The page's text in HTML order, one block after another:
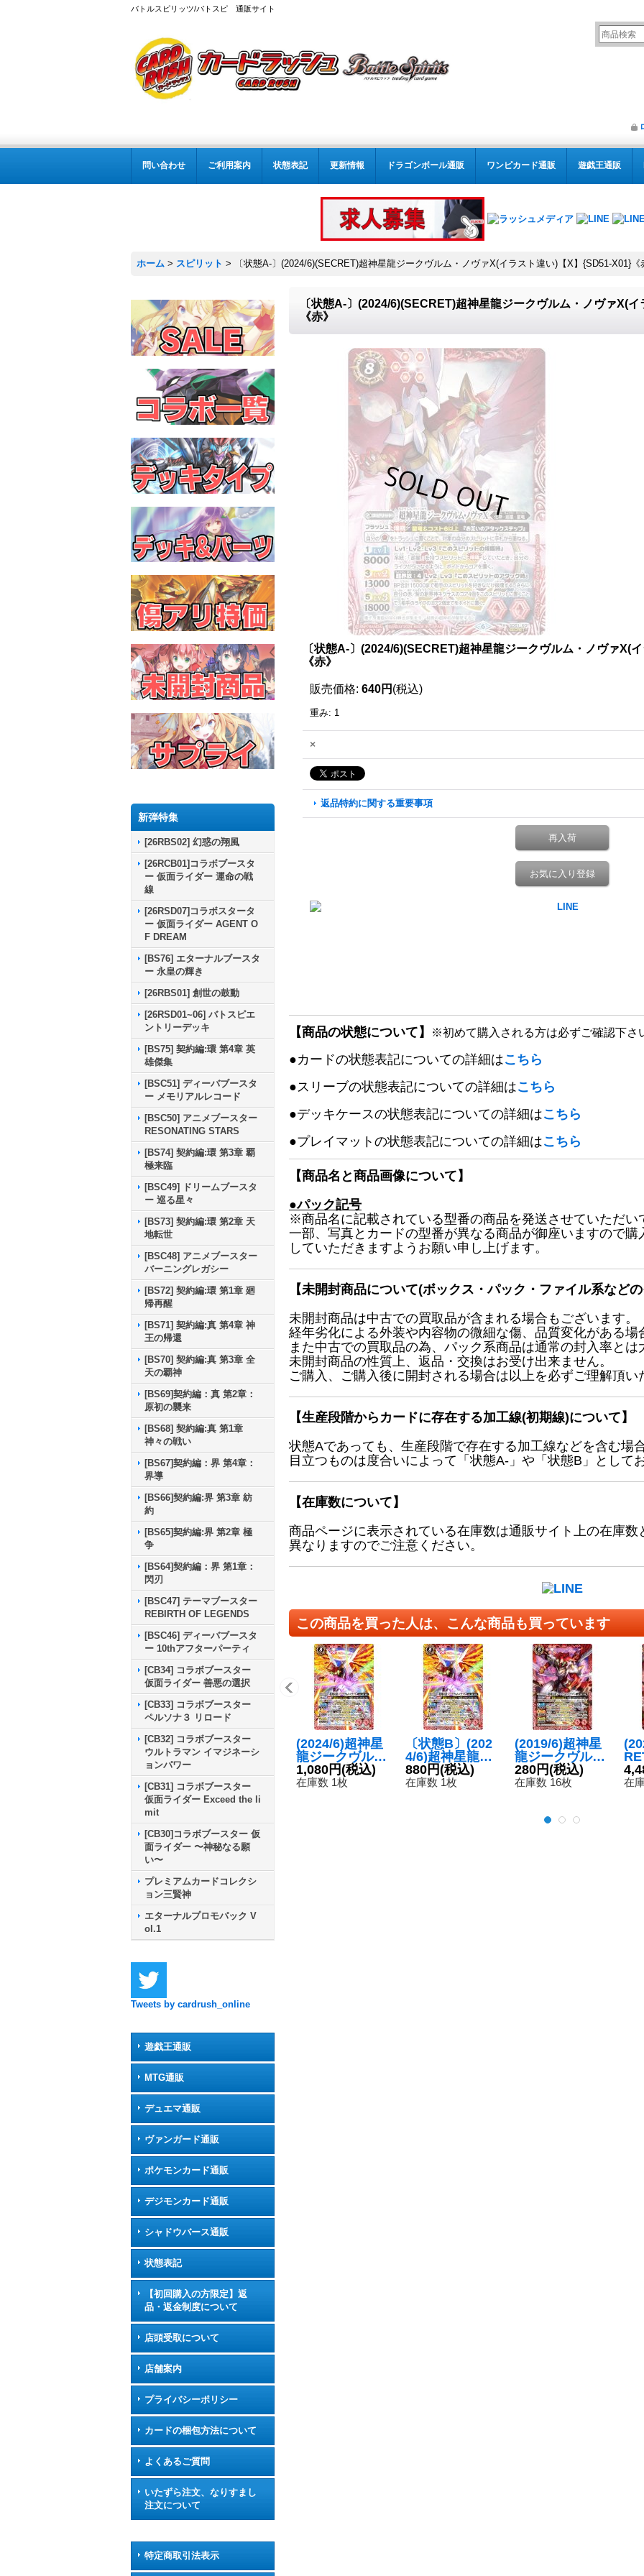
バトルスピリッツ/バトスピ 通販サイト
問い合わせ ご利用案内 状態表記 更新情報 ドラゴンボール通販 ワンピカード通販 遊戯王通販
ホーム > スピリット > 〔状態A-〕(2024/6)(SECRET)超神星龍ジークヴルム・ノヴァX(イラスト違い)【X】{SD51-X01}《
新弾特集
[26RBS02] 幻惑の翔風
[26RCB01]コラボブースタ
ー 仮面ライダー 運命の戦
線
[26RSD07]コラボスタータ
ー 仮面ライダー AGENT O
F DREAM
[BS76] エターナルブースタ
ー 永皇の輝き
[26RBS01] 創世の鼓動
[26RSD01~06] バトスピエ
ントリーデッキ
[BS75] 契約編:環 第4章 英
雄傑集
[BSC51] ディーバブースタ
ー メモリアルレコード
[BSC50] アニメブースター
RESONATING STARS
[BS74] 契約編:環 第3章 覇
極来臨
[BSC49] ドリームブースタ
ー 巡る星々
[BS73] 契約編:環 第2章 天
地転世
[BSC48] アニメブースター
バーニングレガシー
[BS72] 契約編:環 第1章 廻
帰再醒
[BS71] 契約編:真 第4章 神
王の帰還
[BS70] 契約編:真 第3章 全
天の覇神
[BS69]契約編：真 第2章：
原初の襲来
[BS68] 契約編:真 第1章
神々の戦い
[BS67]契約編：界 第4章：
界導
[BS66]契約編:界 第3章 紡
約
[BS65]契約編:界 第2章 極
争
[BS64]契約編：界 第1章：
閃刃
[BSC47] テーマブースター
REBIRTH OF LEGENDS
[BSC46] ディーバブースタ
ー 10thアフターパーティ
[CB34] コラボブースター
仮面ライダー 善悪の選択
[CB33] コラボブースター
ペルソナ３ リロード
[CB32] コラボブースター
ウルトラマン イマジネーシ
ョンパワー
[CB31] コラボブースター
仮面ライダー Exceed the li
mit
[CB30]コラボブースター 仮
面ライダー 〜神秘なる願
い〜
プレミアムカードコレクシ
ョン三賢神
エターナルプロモパック V
ol.1
Tweets by cardrush_online
遊戯王通販
MTG通販
デュエマ通販
ヴァンガード通販
ポケモンカード通販
デジモンカード通販
シャドウバース通販
状態表記
【初回購入の方限定】返
品・返金制度について
店頭受取について
店舗案内
プライバシーポリシー
カードの梱包方法について
よくあるご質問
いたずら注文、なりすまし
注文について
特定商取引法表示
〔状態A-〕(2024/6)(SECRET)超神星龍ジークヴルム・ノヴァX(
《赤》
〔状態A-〕(2024/6)(SECRET)超神星龍ジークヴルム・ノヴァX(
《赤》
販売価格: 640円 (税込)
重み: 1
×
返品特約に関する重要事項
再入荷
お気に入り登録
【商品の状態について】 ※初めて購入される方は必ずご確認下さ
●カードの状態表記についての詳細はこちら
●スリーブの状態表記についての詳細はこちら
●デッキケースの状態表記についての詳細はこちら
●プレイマットの状態表記についての詳細はこちら
【商品名と商品画像について】
●パック記号
※商品名に記載されている型番の商品を発送させていただい
一部、写真とカードの型番が異なる商品が御座いますので
していただきますようお願い申し上げます。
【未開封商品について(ボックス・パック・ファイル系など
未開封商品は中古での買取品が含まれる場合もございます。
経年劣化による外装や内容物の微細な傷、品質変化がある場
また中古での買取品の為、パック系商品は通常の封入率とは
未開封商品の性質上、返品・交換はお受け出来ません。
ご購入、ご購入後に開封される場合は以上を必ずご理解頂い
【生産段階からカードに存在する加工線(初期線)について】
状態Aであっても、生産段階で存在する加工線などを含む場
目立つものは度合いによって「状態A-」や「状態B」として
【在庫数について】
商品ページに表示されている在庫数は通販サイト上の在庫
異なりますのでご注意ください。
この商品を買った人は、こんな商品も買っています
(2024/6)超神星
龍ジークヴル
ム・ノヴァX(イ
ラスト違い)
1,080円(税込)
在庫数 1枚
〔状態B〕(202
4/6)超神星龍ジ
ークヴルム・ノ
ヴァX(イラスト
880円(税込)
在庫数 1枚
(2019/6)超神星
龍ジークヴル
ム・ノヴァX
【X】{SD51-X0
280円(税込)
在庫数 16枚
ー
ヴ
在